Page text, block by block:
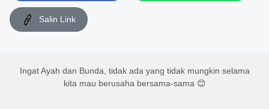
Salin Link
Ingat Ayah dan Bunda, tidak ada yang tidak mungkin selama
kita mau berusaha bersama-sama 😊